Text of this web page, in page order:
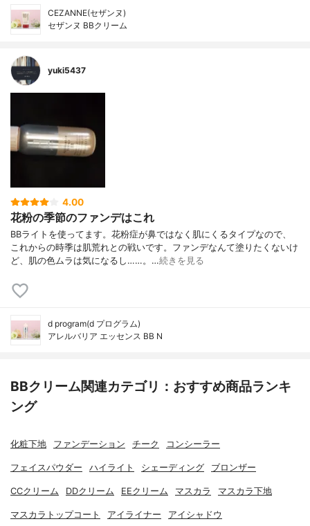
CEZANNE(セザンヌ)
セザンヌ BBクリーム
yuki5437
4.00
花粉の季節のファンデはこれ
BBライトを使ってます。花粉症が鼻ではなく肌にくるタイプなので、
これからの時季は肌荒れとの戦いです。ファンデなんて塗りたくないけ
ど、肌の色ムラは気になるし……。…続きを見る
d program(d プログラム)
アレルバリア エッセンス BB N
BBクリーム関連カテゴリ：おすすめ商品ランキ
ング
化粧下地 ファンデーション チーク コンシーラー
フェイスパウダー ハイライト シェーディング ブロンザー
CCクリーム DDクリーム EEクリーム マスカラ マスカラ下地
マスカラトップコート アイライナー アイシャドウ